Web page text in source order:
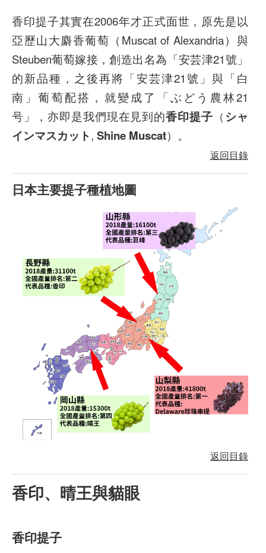
香印提子其實在2006年才正式面世，原先是以
亞歷山大麝香葡萄（Muscat of Alexandria）與
Steuben葡萄嫁接，創造出名為「安芸津21號」
的新品種，之後再將「安芸津21號」與「白
南」葡萄配搭，就變成了「ぶどう農林21
号」，亦即是我們現在見到的香印提子 （ シャ
インマスカット, Shine Muscat）。
返回目錄
日本主要提子種植地圖
返回目錄
香印、晴王與貓眼
香印提子